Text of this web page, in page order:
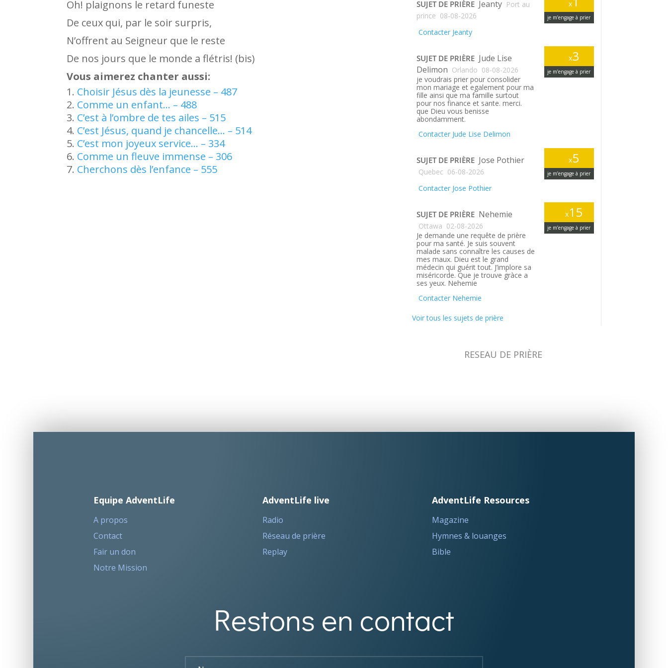
Oh! plaignons le retard funeste
De ceux qui, par le soir surpris,
N’offrent au Seigneur que le reste
De nos jours que le monde a flétris! (bis)
Vous aimerez chanter aussi:
Choisir Jésus dès la jeunesse – 487
Comme un enfant… – 488
C’est à l’ombre de tes ailes – 515
C’est Jésus, quand je chancelle… – 514
C’est mon joyeux service… – 334
Comme un fleuve immense – 306
Cherchons dès l’enfance – 555
x
je m’engage à prier
SUJET DE PRIÈRE Jeanty Port au
prince 08-08-2026
Contacter Jeanty
x3
je m’engage à prier
SUJET DE PRIÈRE Jude Lise
Delimon Orlando 08-08-2026
je voudrais prier pour consolider
mon mariage et egalement pour ma
fille ainsi que ma famille surtout
pour nos finance et sante. merci.
que Dieu vous benisse
abondamment.
Contacter Jude Lise Delimon
x5
je m’engage à prier
SUJET DE PRIÈRE Jose Pothier
Quebec 06-08-2026
Contacter Jose Pothier
x15
je m’engage à prier
SUJET DE PRIÈRE Nehemie
Ottawa 02-08-2026
Je demande une requête de prière
pour ma santé. Je suis souvent
malade sans connaître les causes de
mes maux. Dieu est le grand
médecin qui guérit tout. J’implore sa
miséricorde. Que je trouve gràce a
ses yeux. Nehemie
Contacter Nehemie
Voir tous les sujets de prière
RESEAU DE PRIÈRE
Equipe AdventLife
A propos
Contact
Fair un don
Notre Mission
AdventLife live
Radio
Réseau de prière
Replay
AdventLife Resources
Magazine
Hymnes & louanges
Bible
Restons en contact